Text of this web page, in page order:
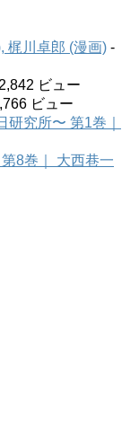
梶川卓郎 (漫画) -
ビュー
ビュー
究所〜 第1巻｜
8巻｜ 大西巷一